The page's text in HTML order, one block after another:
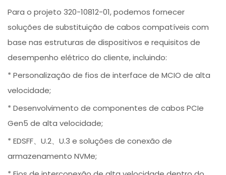
Para o projeto 320-10812-01, podemos fornecer
soluções de substituição de cabos compatíveis com
base nas estruturas de dispositivos e requisitos de
desempenho elétrico do cliente, incluindo:
* Personalização de fios de interface de MCIO de alta
velocidade;
* Desenvolvimento de componentes de cabos PCIe
Gen5 de alta velocidade;
* EDSFF、U.2、U.3 e soluções de conexão de
armazenamento NVMe;